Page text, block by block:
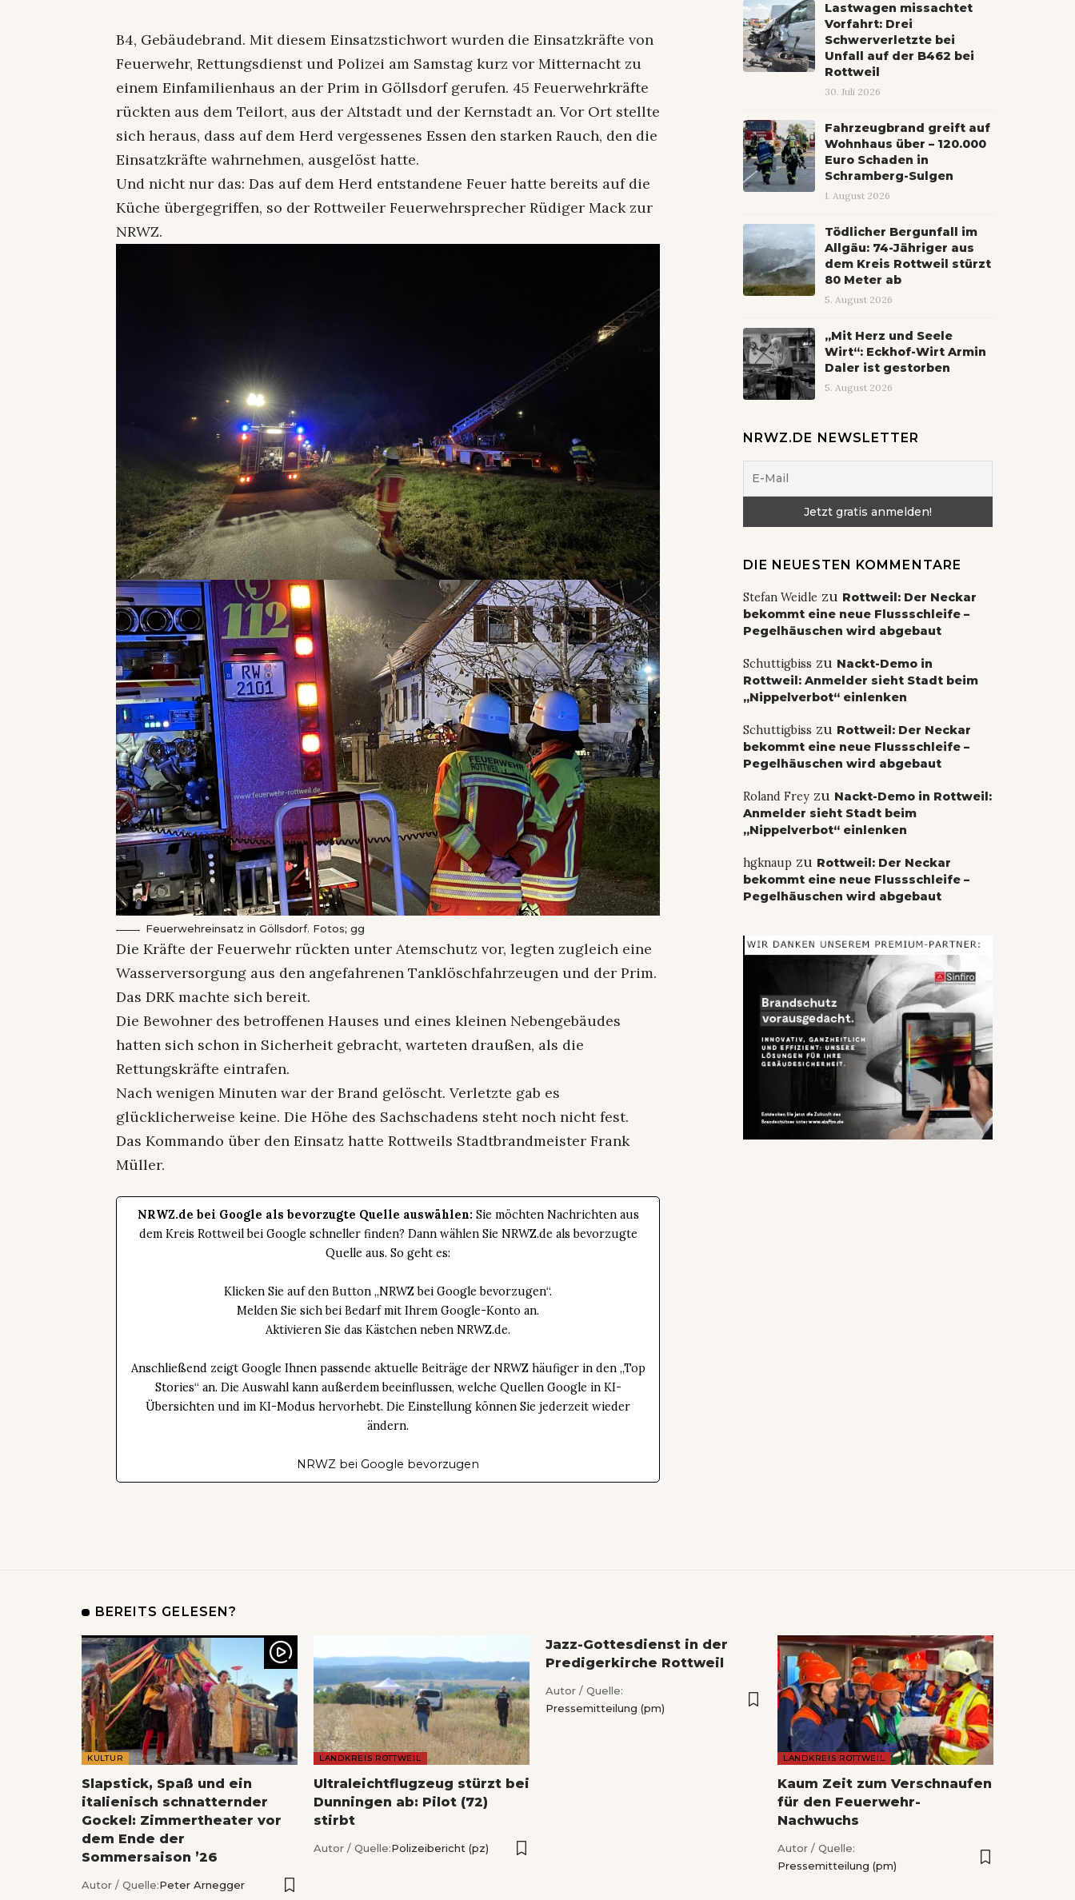
B4, Gebäudebrand. Mit diesem Einsatzstichwort wurden die Einsatzkräfte von
Feuerwehr, Rettungsdienst und Polizei am Samstag kurz vor Mitternacht zu
einem Einfamilienhaus an der Prim in Göllsdorf gerufen. 45 Feuerwehrkräfte
rückten aus dem Teilort, aus der Altstadt und der Kernstadt an. Vor Ort stellte
sich heraus, dass auf dem Herd vergessenes Essen den starken Rauch, den die
Einsatzkräfte wahrnehmen, ausgelöst hatte.
Und nicht nur das: Das auf dem Herd entstandene Feuer hatte bereits auf die
Küche übergegriffen, so der Rottweiler Feuerwehrsprecher Rüdiger Mack zur
NRWZ.
Feuerwehreinsatz in Göllsdorf. Fotos; gg
Die Kräfte der Feuerwehr rückten unter Atemschutz vor, legten zugleich eine
Wasserversorgung aus den angefahrenen Tanklöschfahrzeugen und der Prim.
Das DRK machte sich bereit.
Die Bewohner des betroffenen Hauses und eines kleinen Nebengebäudes
hatten sich schon in Sicherheit gebracht, warteten draußen, als die
Rettungskräfte eintrafen.
Nach wenigen Minuten war der Brand gelöscht. Verletzte gab es
glücklicherweise keine. Die Höhe des Sachschadens steht noch nicht fest.
Das Kommando über den Einsatz hatte Rottweils Stadtbrandmeister Frank
Müller.
NRWZ.de bei Google als bevorzugte Quelle auswählen: Sie möchten Nachrichten aus
dem Kreis Rottweil bei Google schneller finden? Dann wählen Sie NRWZ.de als bevorzugte
Quelle aus. So geht es:
Klicken Sie auf den Button „NRWZ bei Google bevorzugen“.
Melden Sie sich bei Bedarf mit Ihrem Google-Konto an.
Aktivieren Sie das Kästchen neben NRWZ.de.
Anschließend zeigt Google Ihnen passende aktuelle Beiträge der NRWZ häufiger in den „Top
Stories“ an. Die Auswahl kann außerdem beeinflussen, welche Quellen Google in KI-
Übersichten und im KI-Modus hervorhebt. Die Einstellung können Sie jederzeit wieder
ändern.
NRWZ bei Google bevorzugen
Lastwagen missachtet
Vorfahrt: Drei
Schwerverletzte bei
Unfall auf der B462 bei
Rottweil
30. Juli 2026
Fahrzeugbrand greift auf
Wohnhaus über – 120.000
Euro Schaden in
Schramberg-Sulgen
1. August 2026
Tödlicher Bergunfall im
Allgäu: 74-Jähriger aus
dem Kreis Rottweil stürzt
80 Meter ab
5. August 2026
„Mit Herz und Seele
Wirt“: Eckhof-Wirt Armin
Daler ist gestorben
5. August 2026
NRWZ.DE NEWSLETTER
DIE NEUESTEN KOMMENTARE
Stefan Weidle zu Rottweil: Der Neckar
bekommt eine neue Flussschleife –
Pegelhäuschen wird abgebaut
Schuttigbiss zu Nackt-Demo in
Rottweil: Anmelder sieht Stadt beim
„Nippelverbot“ einlenken
Schuttigbiss zu Rottweil: Der Neckar
bekommt eine neue Flussschleife –
Pegelhäuschen wird abgebaut
Roland Freyzu Nackt-Demo in Rottweil:
Anmelder sieht Stadt beim
„Nippelverbot“ einlenken
hgknaupzu Rottweil: Der Neckar
bekommt eine neue Flussschleife –
Pegelhäuschen wird abgebaut
BEREITS GELESEN?
KULTUR
Slapstick, Spaß und ein
italienisch schnatternder
Gockel: Zimmertheater vor
dem Ende der
Sommersaison ’26
Autor / Quelle:Peter Arnegger
LANDKREIS ROTTWEIL
Ultraleichtflugzeug stürzt bei
Dunningen ab: Pilot (72)
stirbt
Autor / Quelle:Polizeibericht (pz)
Jazz-Gottesdienst in der
Predigerkirche Rottweil
Autor / Quelle:
Pressemitteilung (pm)
LANDKREIS ROTTWEIL
Kaum Zeit zum Verschnaufen
für den Feuerwehr-
Nachwuchs
Autor / Quelle:
Pressemitteilung (pm)